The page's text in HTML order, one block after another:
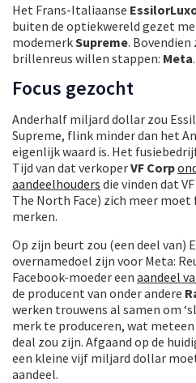
Het Frans-Italiaanse
buiten de optiekwereld gezet
modemerkSupreme. Bovendien
brillenreus willen stappen: Meta.
Focus gezocht
Anderhalf miljard dollar zou
Supreme, flink minder dan het
eigenlijk waard is. Het
Tijd van dat verkoperVF Corp
aandeelhouders die vinden dat
The North Face) zich meer
merken.
Op zijn beurt zou (een deel van)
overnamedoel zijn voor Meta:
Facebook-moeder een aandeel
de producent van onder andere
werken trouwens al samen om
merk te produceren, wat
deal zou zijn. Afgaand op de
een kleine vijf miljard dollar
aandeel.